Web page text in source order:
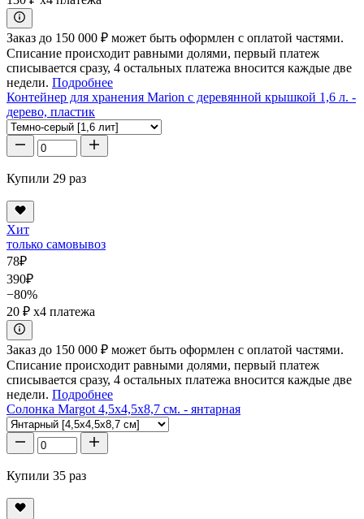
Заказ до 150 000 ₽ может быть оформлен с оплатой частями.
Списание происходит равными долями, первый платеж
списывается сразу, 4 остальных платежа вносится каждые две
недели. Подробнее
Контейнер для хранения Marion с деревянной крышкой 1,6 л. -
дерево, пластик
Купили 29 раз
Хит
только самовывоз
78₽
390₽
−80%
20 ₽ x4 платежа
Заказ до 150 000 ₽ может быть оформлен с оплатой частями.
Списание происходит равными долями, первый платеж
списывается сразу, 4 остальных платежа вносится каждые две
недели. Подробнее
Солонка Margot 4,5x4,5x8,7 см. - янтарная
Купили 35 раз